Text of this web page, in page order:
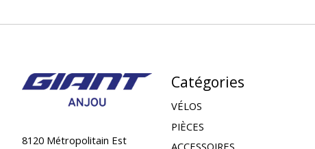
8120 Métropolitain Est
Catégories
VÉLOS
PIÈCES
ACCESSOIRES